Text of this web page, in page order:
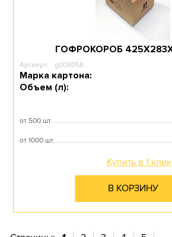
ГОФРОКОРОБ
Артикул: g008058
Марка картона:
Объем (л):
от 500 шт.
от 1000 шт.
Купить в 1 клик
В КОРЗИНУ